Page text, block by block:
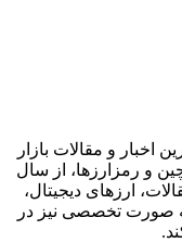
اخبار و مقالات بازار
و رمزارزها، از سال
ارزهای‌ دیجیتال،
صورت تخصصی نیز در